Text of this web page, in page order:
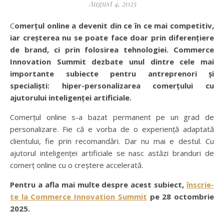
August 4, 2025
Comerțul online a devenit din ce în ce mai competitiv,
iar creșterea nu se poate face doar prin diferențiere
de brand, ci prin folosirea tehnologiei. Commerce
Innovation Summit dezbate unul dintre cele mai
importante subiecte pentru antreprenori și
specialiști: hiper-personalizarea comerțului cu
ajutorului inteligenței artificiale.
Comerțul online s-a bazat permanent pe un grad de
personalizare. Fie că e vorba de o experiență adaptată
clientului, fie prin recomandări. Dar nu mai e destul. Cu
ajutorul inteligenței artificiale se nasc astăzi branduri de
comerț online cu o creștere accelerată.
Pentru a afla mai multe despre acest subiect,înscrie-
te la Commerce Innovation Summit pe 28 octombrie
2025.